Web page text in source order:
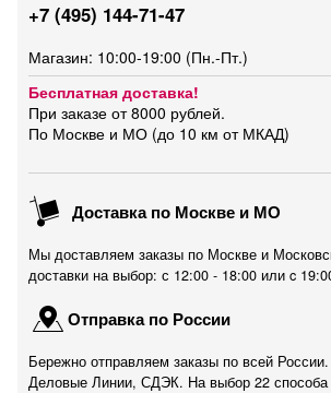
+7 (495) 144-71-47
Магазин: 10:00-19:00 (Пн.-Пт.)
Бесплатная доставка!
При заказе от 8000 рублей.
По Москве и МО (до 10 км от МКАД)
Доставка по Москве и МО
Мы доставляем заказы по Москве и
доставки на выбор: с 12:00 - 18:00 или c
Отправка по России
Бережно отправляем заказы по всей
Деловые Линии, СДЭК. На выбор 22 способа